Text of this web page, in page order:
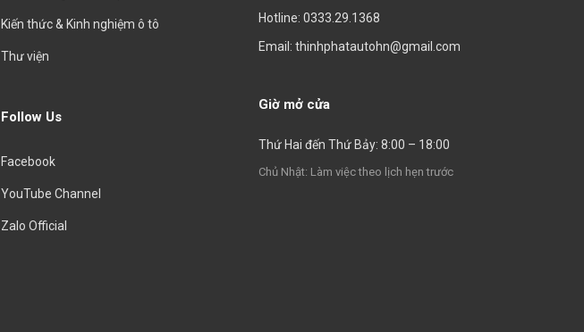
Kiến thức & Kinh nghiệm ô tô
Thư viện
Follow Us
Facebook
YouTube Channel
Zalo Official
Hotline: 0333.29.1368
Email: thinhphatautohn@gmail.com
Giờ mở cửa
Thứ Hai đến Thứ Bảy: 8:00 – 18:00
Chủ Nhật: Làm việc theo lịch hẹn trước